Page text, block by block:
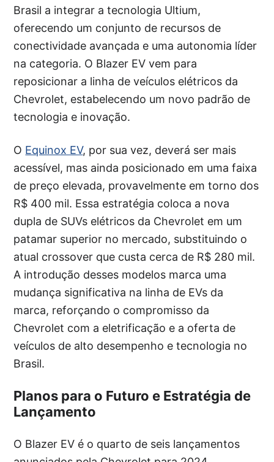
Brasil a integrar a tecnologia Ultium,
oferecendo um conjunto de recursos de
conectividade avançada e uma autonomia líder
na categoria. O Blazer EV vem para
reposicionar a linha de veículos elétricos da
Chevrolet, estabelecendo um novo padrão de
tecnologia e inovação.
O Equinox EV, por sua vez, deverá ser mais
acessível, mas ainda posicionado em uma faixa
de preço elevada, provavelmente em torno dos
R$ 400 mil. Essa estratégia coloca a nova
dupla de SUVs elétricos da Chevrolet em um
patamar superior no mercado, substituindo o
atual crossover que custa cerca de R$ 280 mil.
A introdução desses modelos marca uma
mudança significativa na linha de EVs da
marca, reforçando o compromisso da
Chevrolet com a eletrificação e a oferta de
veículos de alto desempenho e tecnologia no
Brasil.
Planos para o Futuro e Estratégia de
Lançamento
O Blazer EV é o quarto de seis lançamentos